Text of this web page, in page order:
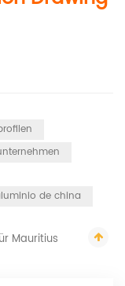
de china
Mauritius